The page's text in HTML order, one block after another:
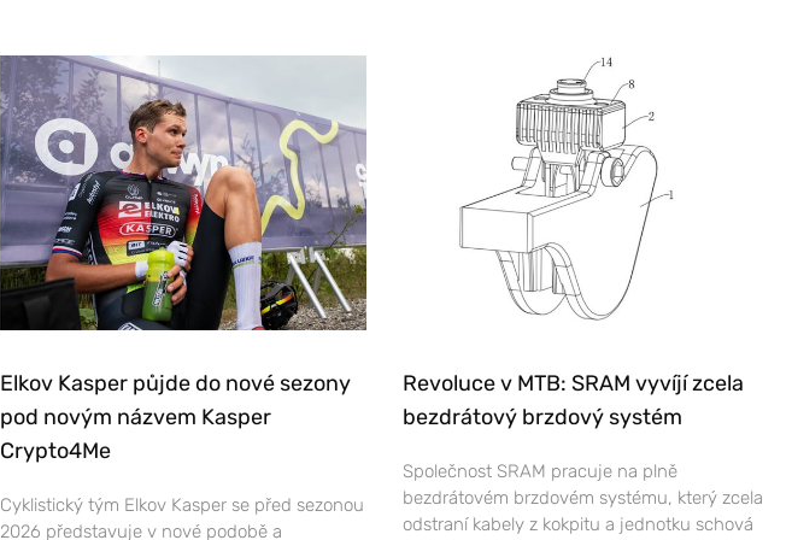
Elkov Kasper půjde do nové sezony
pod novým názvem Kasper
Crypto4Me
Cyklistický tým Elkov Kasper se před sezonou
2026 představuje v nové podobě a
Revoluce v MTB: SRAM vyvíjí zcela
bezdrátový brzdový systém
Společnost SRAM pracuje na plně
bezdrátovém brzdovém systému, který zcela
odstraní kabely z kokpitu a jednotku schová